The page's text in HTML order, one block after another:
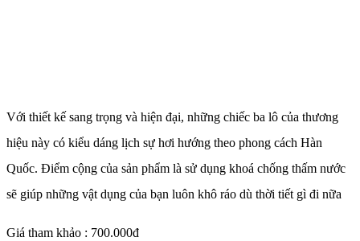
Với thiết kế sang trọng và hiện đại, những chiếc ba lô của thương
hiệu này có kiểu dáng lịch sự hơi hướng theo phong cách Hàn
Quốc. Điểm cộng của sản phẩm là sử dụng khoá chống thấm nước
sẽ giúp những vật dụng của bạn luôn khô ráo dù thời tiết gì đi nữa
Giá tham khảo : 700.000đ